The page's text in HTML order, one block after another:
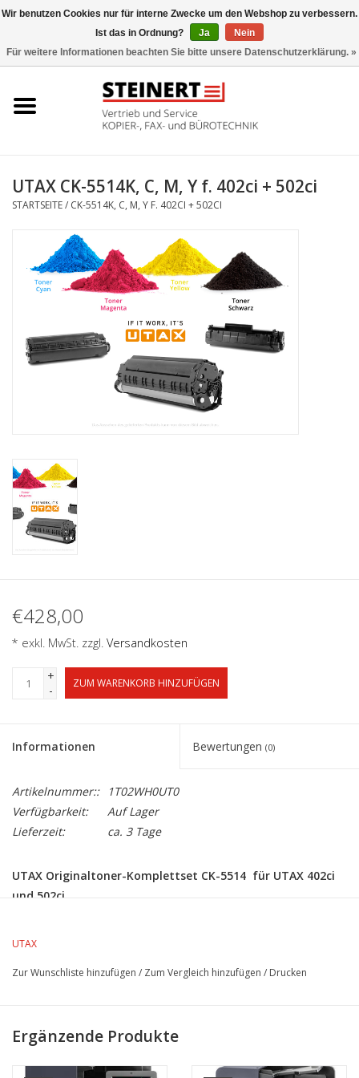
Büromaschinen- Service
Toner
Büromaschinen
UTAX CK-5514K, C, M, Y f. 402ci + 502ci
STARTSEITE/ CK-5514K, C, M, Y F. 402CI + 502CI
€428,00
* exkl. MwSt. zzgl. Versandkosten
+
-
ZUM WARENKORB HINZUFÜGEN
Informationen Bewertungen (0)
Artikelnummer::
1T02WH0UT0
Verfügbarkeit:
Auf Lager
Lieferzeit:
ca. 3 Tage
UTAX Originaltoner-Komplettset CK-5514 für UTAX 402ci
und 502ci
vier Farben –
Zuverlässigkeit im Büroalltag. Hohe Füllmengen garantieren
UTAX
Zur Wunschliste hinzufügen / Zum Vergleich hinzufügen / Drucken
Ergänzende Produkte
Wir benutzen Cookies nur für interne Zwecke um den Webshop zu verbessern.
Ist das in Ordnung?
Ja
Nein
Für weitere Informationen beachten Sie bitte unsere Datenschutzerklärung. »